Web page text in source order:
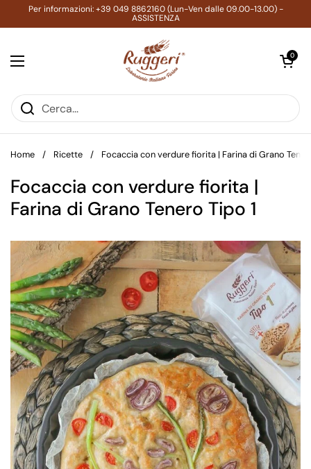
Passa ai contenuti
Per informazioni: +39 049 8862160 (Lun-Ven dalle 09.00-13.00) -
ASSISTENZA
Apri menu
Apri carrello
0
Home / Ricette / Focaccia con verdure fiorita | Farina di Grano
Focaccia con verdure fiorita |
Farina di Grano Tenero Tipo 1